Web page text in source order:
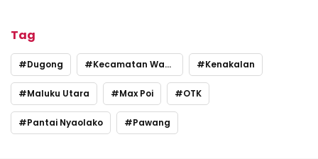
Tag
Dugong Kecamatan Wasile Tengah Kenakalan
Maluku Utara Max Poi OTK
Pantai Nyaolako Pawang